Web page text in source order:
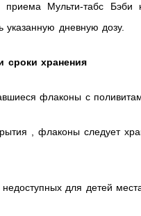
Мульти-табс Бэби
указанную дневную дозу.
сроки хранения
флаконы с
, флаконы следует
для детей